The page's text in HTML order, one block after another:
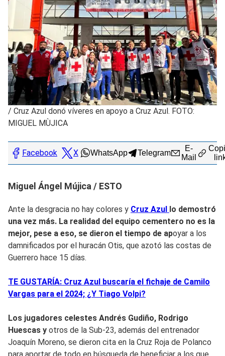
/ Cruz Azul donó víveres en apoyo a Cruz Azul. FOTO:
MIGUEL MÙJICA
Facebook X WhatsApp Telegram
E-
Mail
Miguel Ángel Mújica / ESTO
Ante la desgracia no hay colores y Cruz Azul lo demostró
una vez más. La realidad del equipo cementero no es la
mejor, pese a eso, se dieron el tiempo de apoyar a los
damnificados por el huracán Otis, que azotó las costas de
Guerrero hace 15 días.
TE GUSTARÍA: Cruz Azul buscaría el fichaje de Camilo
Vargas para el 2024; ¿Y Tiago Volpi?
Los jugadores celestes Andrés Gudiño, Rodrigo
Huescas y otros de la Sub-23, además del entrenador
Joaquín Moreno, se dieron cita en la Cruz Roja de Polanco